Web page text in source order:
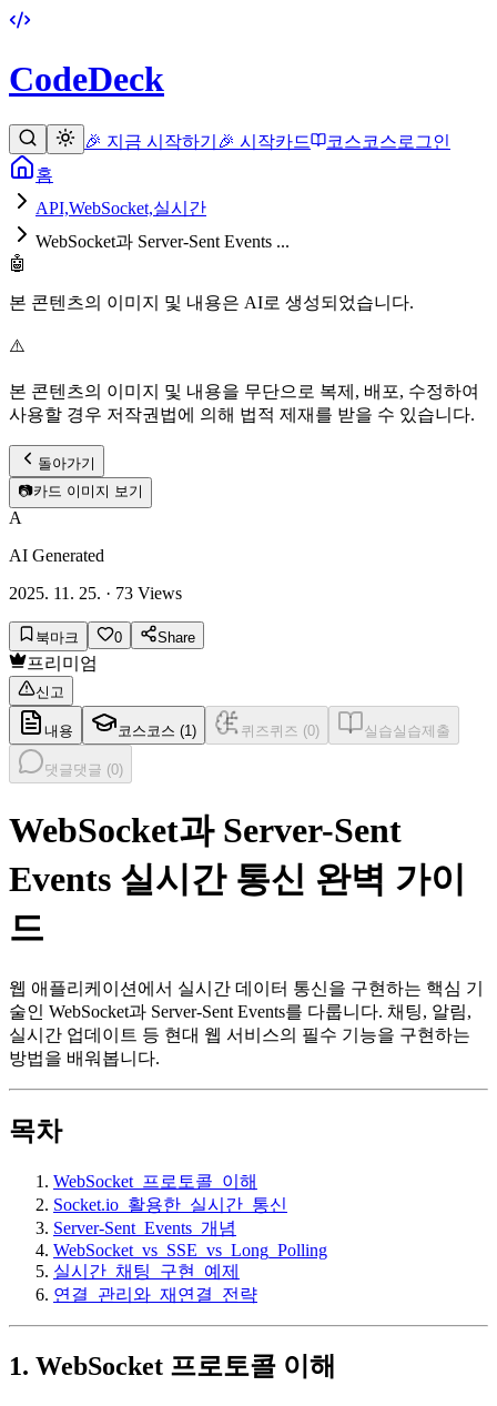
CodeDeck
🎉 지금 시작하기 🎉 시작카드 코스코스로그인
홈
API,WebSocket,실시간
WebSocket과 Server-Sent Events ...
🤖
본 콘텐츠의 이미지 및 내용은 AI로 생성되었습니다.
⚠️
본 콘텐츠의 이미지 및 내용을 무단으로 복제, 배포, 수정하여
사용할 경우 저작권법에 의해 법적 제재를 받을 수 있습니다.
돌아가기
📷카드 이미지 보기
A
AI Generated
2025. 11. 25. · 73 Views
북마크 0 Share
프리미엄
신고
내용 코스 코스 (1 ) 퀴즈퀴즈 (0) 실습실습제출
댓글댓글 (0)
WebSocket과 Server-Sent
Events 실시간 통신 완벽 가이
드
웹 애플리케이션에서 실시간 데이터 통신을 구현하는 핵심 기
술인 WebSocket과 Server-Sent Events를 다룹니다. 채팅, 알림,
실시간 업데이트 등 현대 웹 서비스의 필수 기능을 구현하는
방법을 배워봅니다.
목차
WebSocket_프로토콜_이해
Socket.io_활용한_실시간_통신
Server-Sent_Events_개념
WebSocket_vs_SSE_vs_Long_Polling
실시간_채팅_구현_예제
연결_관리와_재연결_전략
1. WebSocket 프로토콜 이해